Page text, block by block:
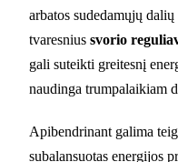
arbatos sudedamųjų
tvaresnius svorio
gali suteikti greitesnį
naudinga trumpalaikiam
Apibendrinant galima
subalansuotas energijos